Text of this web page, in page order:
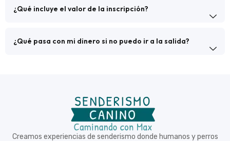
¿Qué incluye el valor de la inscripción?
¿Qué pasa con mi dinero si no puedo ir a la salida?
Creamos experiencias de senderismo donde humanos y perros